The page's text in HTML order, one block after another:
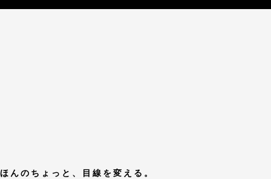
ほんのちょっと、目線を変える。